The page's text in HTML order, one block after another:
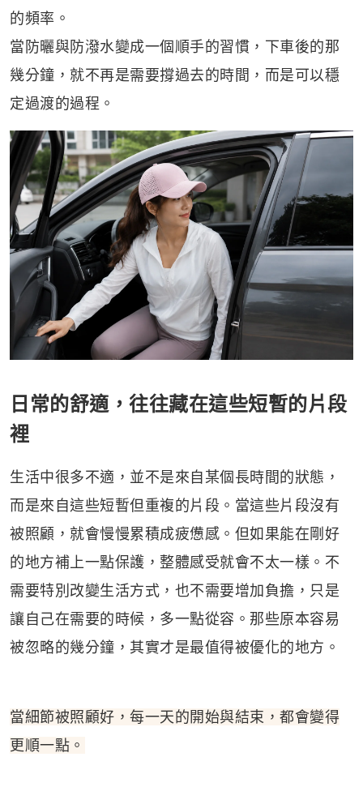
的頻率。
當防曬與防潑水變成一個順手的習慣，下車後的那
幾分鐘，就不再是需要撐過去的時間，而是可以穩
定過渡的過程。
日常的舒適，往往藏在這些短暫的片段
裡
生活中很多不適，並不是來自某個長時間的狀態，
而是來自這些短暫但重複的片段。當這些片段沒有
被照顧，就會慢慢累積成疲憊感。但如果能在剛好
的地方補上一點保護，整體感受就會不太一樣。不
需要特別改變生活方式，也不需要增加負擔，只是
讓自己在需要的時候，多一點從容。那些原本容易
被忽略的幾分鐘，其實才是最值得被優化的地方。
當細節被照顧好，每一天的開始與結束，都會變得
更順一點。